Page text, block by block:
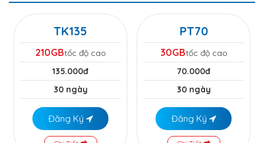
TK135
210GBtốc độ cao
135.000đ
30 ngày
Đăng Ký
PT70
30GBtốc độ cao
70.000đ
30 ngày
Đăng Ký